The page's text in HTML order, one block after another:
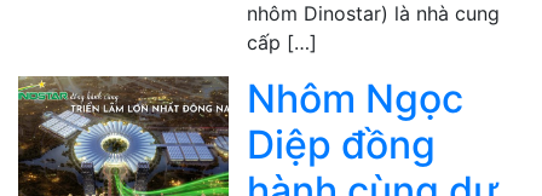
nhôm Dinostar) là nhà cung
cấp […]
Nhôm Ngọc
Diệp đồng